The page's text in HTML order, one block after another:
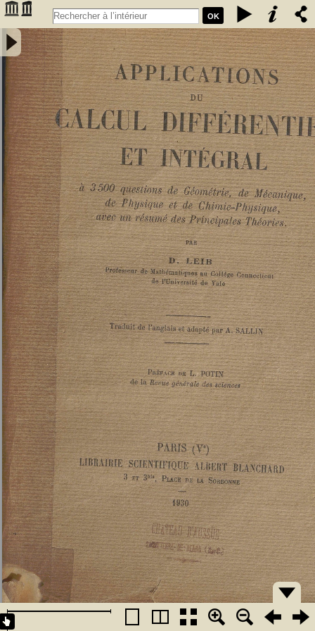
OK
Applications du calcul différentiel et intégral : à 3500 questions de
géométrie, de mécanique, de physique et de chimie-physique, avec
un résumé des principales théories - Leib, David Deitch (1879-19..).
Auteur